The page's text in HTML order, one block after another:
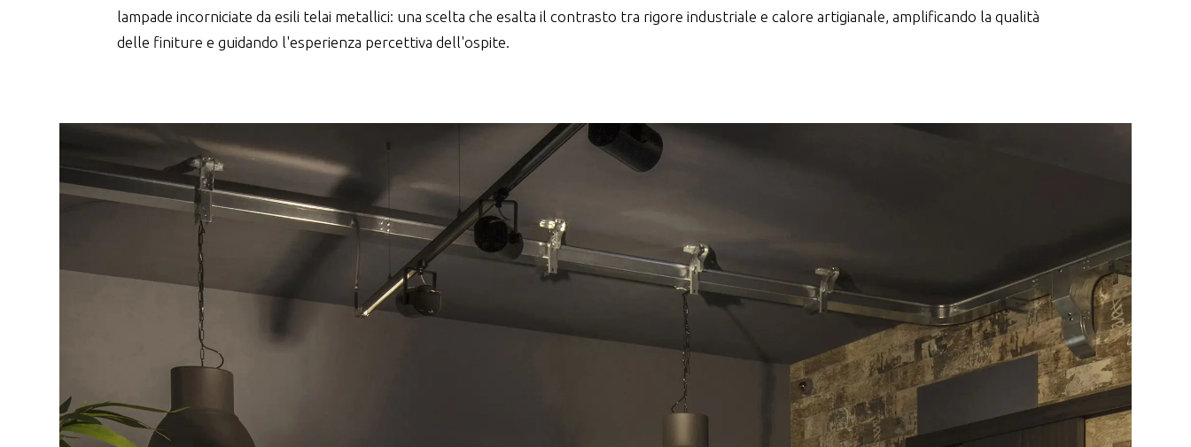
lampade incorniciate da esili telai metallici: una scelta che esalta il contrasto tra rigore industriale e calore artigianale, amplificando la qualità
delle finiture e guidando l'esperienza percettiva dell'ospite.